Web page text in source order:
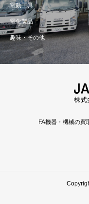
電動工具
電化製品
趣味・その他
FA機器・機械の買